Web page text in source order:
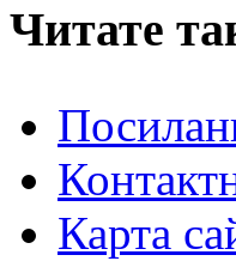
Читате
Карта